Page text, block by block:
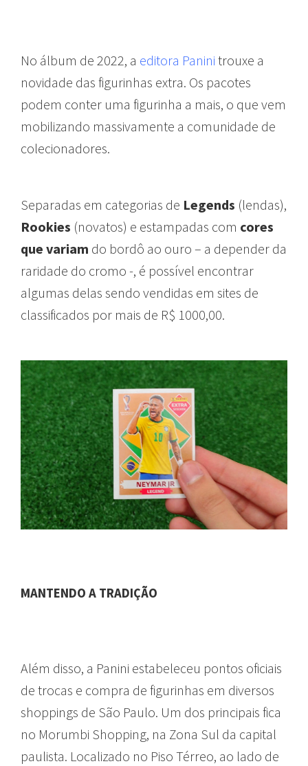
No álbum de 2022, a editora Panini trouxe a
novidade das figurinhas extra. Os pacotes
podem conter uma figurinha a mais, o que vem
mobilizando massivamente a comunidade de
colecionadores.
Separadas em categorias de Legends (lendas),
Rookies (novatos) e estampadas com cores
que variam do bordô ao ouro – a depender da
raridade do cromo -, é possível encontrar
algumas delas sendo vendidas em sites de
classificados por mais de R$ 1000,00.
MANTENDO A TRADIÇÃO
Além disso, a Panini estabeleceu pontos oficiais
de trocas e compra de figurinhas em diversos
shoppings de São Paulo. Um dos principais fica
no Morumbi Shopping, na Zona Sul da capital
paulista. Localizado no Piso Térreo, ao lado de